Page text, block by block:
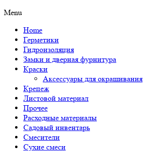
Menu
Home
Герметики
Гидроизоляция
Замки и дверная фурнитура
Краски
Аксессуары для окрашивания
Крепеж
Листовой материал
Прочее
Расходные материалы
Садовый инвентарь
Смесители
Сухие смеси